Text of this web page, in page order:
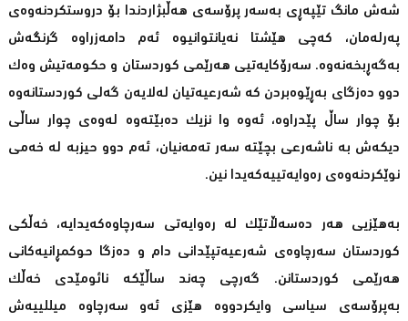
شەش مانگ تێپەڕى بەسەر پرۆسەى هەڵبژاردندا بۆ دروستکردنەوەى
پەرلەمان، کەچى هێشتا نەیانتوانیوە ئەم دامەزراوە گرنگەش
بەگەڕبخەنەوە. سەرۆکایەتیی هەرێمی کوردستان و حکومەتیش وەک
دوو دەزگاى بەڕێوەبردن کە شەرعیەتیان لەلایەن گەلى کوردستانەوە
بۆ چوار ساڵ پێدراوە، ئەوە وا نزیک دەبێتەوە لەوەى چوار ساڵى
دیکەش بە ناشەرعى بچێتە سەر تەمەنیان، ئەم دوو حیزبە لە خەمى
نوێکردنەوەى رەوایەتییەکەیدا نین.
بەهێزیی هەر دەسەڵاتێک لە رەوایەتى سەرچاوەکەیدایە، خەڵکى
کوردستان سەرچاوەى شەرعیەتپێدانى دام و دەزگا حوکمڕانیەکانى
هەرێمى کوردستانن. گەرچى چەند ساڵێکە نائومێدى خەڵک
بەپرۆسەى سیاسی وایکردووە هێزى ئەو سەرچاوە میللییەش